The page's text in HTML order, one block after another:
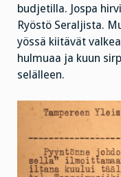
budjetilla. Jospa
Ryöstö Seraljista.
yössä kiitävät
hulmuaa ja kuun
selälleen.